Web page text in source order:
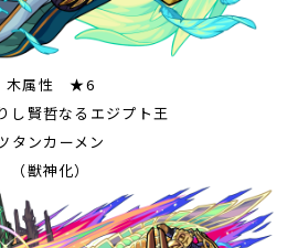
木属性 ★6
し賢哲なるエジプト王
タンカーメン
（獣神化）